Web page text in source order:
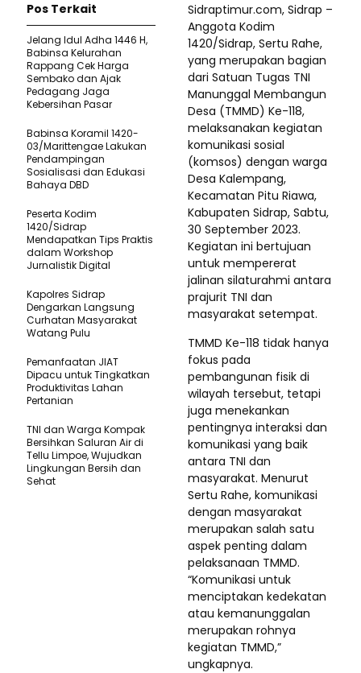
Sidraptimur.com, Sidrap –
Anggota Kodim
1420/Sidrap, Sertu Rahe,
yang merupakan bagian
dari Satuan Tugas TNI
Manunggal Membangun
Desa (TMMD) Ke-118,
melaksanakan kegiatan
komunikasi sosial
(komsos) dengan warga
Desa Kalempang,
Kecamatan Pitu Riawa,
Kabupaten Sidrap, Sabtu,
30 September 2023.
Kegiatan ini bertujuan
untuk mempererat
jalinan silaturahmi antara
prajurit TNI dan
masyarakat setempat.
TMMD Ke-118 tidak hanya
fokus pada
pembangunan fisik di
wilayah tersebut, tetapi
juga menekankan
pentingnya interaksi dan
komunikasi yang baik
antara TNI dan
masyarakat. Menurut
Sertu Rahe, komunikasi
dengan masyarakat
merupakan salah satu
aspek penting dalam
pelaksanaan TMMD.
“Komunikasi untuk
menciptakan kedekatan
atau kemanunggalan
merupakan rohnya
kegiatan TMMD,”
ungkapnya.
Pos Terkait
Jelang Idul Adha 1446 H,
Babinsa Kelurahan
Rappang Cek Harga
Sembako dan Ajak
Pedagang Jaga
Kebersihan Pasar
Babinsa Koramil 1420-
03/Marittengae Lakukan
Pendampingan
Sosialisasi dan Edukasi
Bahaya DBD
Peserta Kodim
1420/Sidrap
Mendapatkan Tips Praktis
dalam Workshop
Jurnalistik Digital
Kapolres Sidrap
Dengarkan Langsung
Curhatan Masyarakat
Watang Pulu
Pemanfaatan JIAT
Dipacu untuk Tingkatkan
Produktivitas Lahan
Pertanian
TNI dan Warga Kompak
Bersihkan Saluran Air di
Tellu Limpoe, Wujudkan
Lingkungan Bersih dan
Sehat